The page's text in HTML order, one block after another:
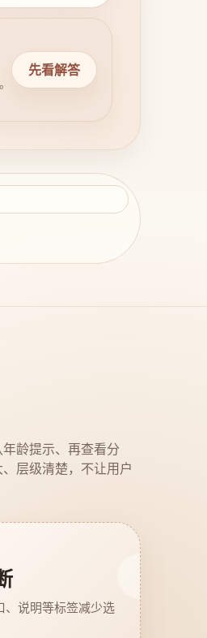
先看解答
龄提示、再查看分
层级清楚，不让用户
、说明等标签减少选